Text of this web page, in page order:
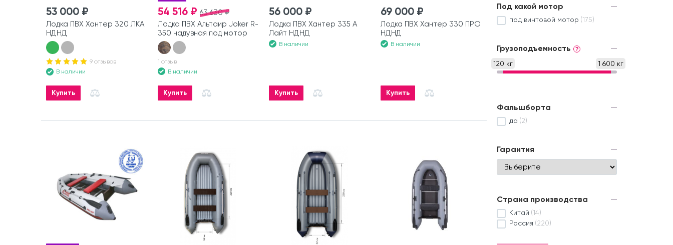
53 000 ₽
Лодка ПВХ Хантер 320 ЛКА
НДНД
9 отзывов
В наличии
Купить
63 630 ₽
54 516 ₽
Лодка ПВХ Альтаир Joker R-
350 надувная под мотор
1 отзыв
В наличии
Купить
56 000 ₽
Лодка ПВХ Хантер 335 А
Лайт НДНД
В наличии
Купить
69 000 ₽
Лодка ПВХ Хантер 330 ПРО
НДНД
В наличии
Купить
Под какой мотор
под винтовой мотор (175)
Грузоподъемность ?
120 кг 1 600 кг
Фальшборта
да (2)
Гарантия
Страна производства
Китай (14)
Россия (220)